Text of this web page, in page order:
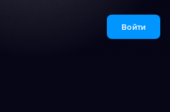
Войти